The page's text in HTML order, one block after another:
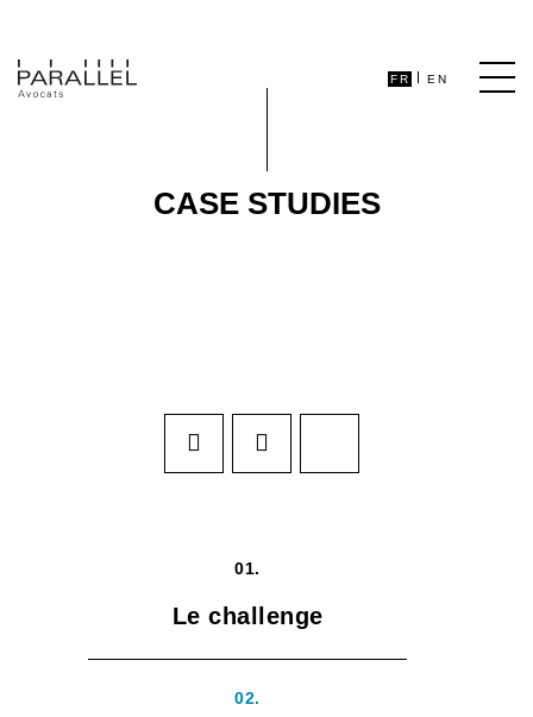
FR EN
CASE STUDIES
01.
Le challenge
02.